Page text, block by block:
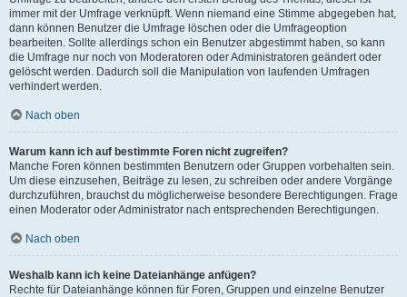
immer mit der Umfrage verknüpft. Wenn niemand eine Stimme abgegeben hat,
dann können Benutzer die Umfrage löschen oder die Umfrageoption
bearbeiten. Sollte allerdings schon ein Benutzer abgestimmt haben, so kann
die Umfrage nur noch von Moderatoren oder Administratoren geändert oder
gelöscht werden. Dadurch soll die Manipulation von laufenden Umfragen
verhindert werden.
Nach oben
Warum kann ich auf bestimmte Foren nicht zugreifen?
Manche Foren können bestimmten Benutzern oder Gruppen vorbehalten sein.
Um diese einzusehen, Beiträge zu lesen, zu schreiben oder andere Vorgänge
durchzuführen, brauchst du möglicherweise besondere Berechtigungen. Frage
einen Moderator oder Administrator nach entsprechenden Berechtigungen.
Nach oben
Weshalb kann ich keine Dateianhänge anfügen?
Rechte für Dateianhänge können für Foren, Gruppen und einzelne Benutzer